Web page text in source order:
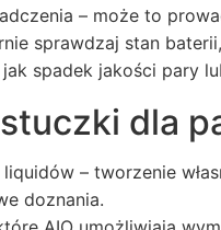
– może to
sprawdzaj stan
spadek jakości pary
dla
– tworzenie
doznania.